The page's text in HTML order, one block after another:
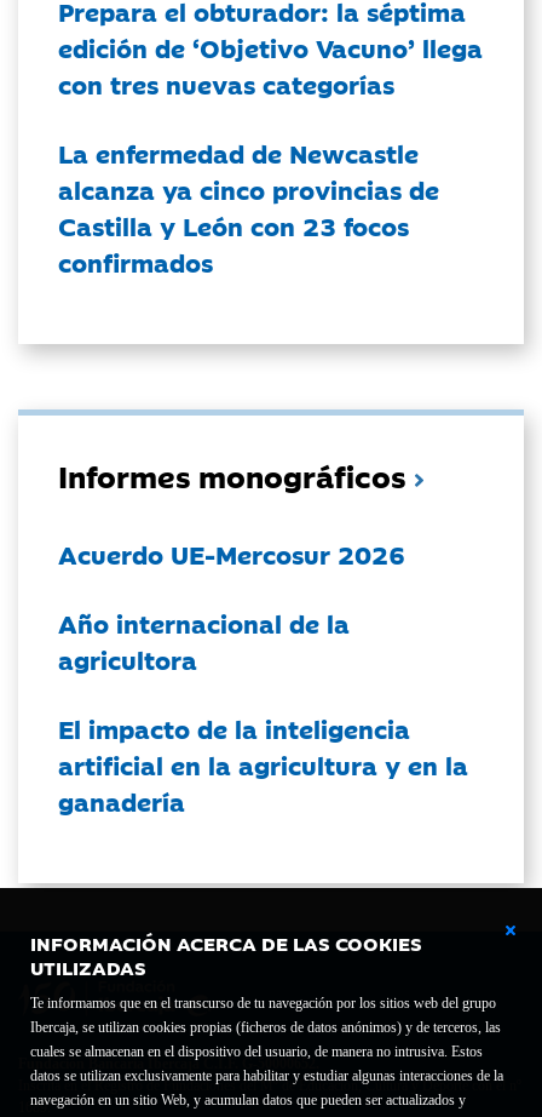
INFORMACIÓN ACERCA DE LAS COOKIES
UTILIZADAS
Te informamos que en el transcurso de tu navegación por los sitios web del grupo
Ibercaja, se utilizan cookies propias (ficheros de datos anónimos) y de terceros, las
cuales se almacenan en el dispositivo del usuario, de manera no intrusiva. Estos
datos se utilizan exclusivamente para habilitar y estudiar algunas interacciones de la
navegación en un sitio Web, y acumulan datos que pueden ser actualizados y
Prepara el obturador: la séptima
edición de ‘Objetivo Vacuno’ llega
con tres nuevas categorías
La enfermedad de Newcastle
alcanza ya cinco provincias de
Castilla y León con 23 focos
confirmados
Informes monográficos
Acuerdo UE-Mercosur 2026
Año internacional de la
agricultora
El impacto de la inteligencia
artificial en la agricultura y en la
ganadería
Fundación Bancaria Ibercaja C.I.F. G-50000652.
Inscrita en el Registro de Fundaciones del Mº de Educación, Cultura y Deporte con el nº
1689.